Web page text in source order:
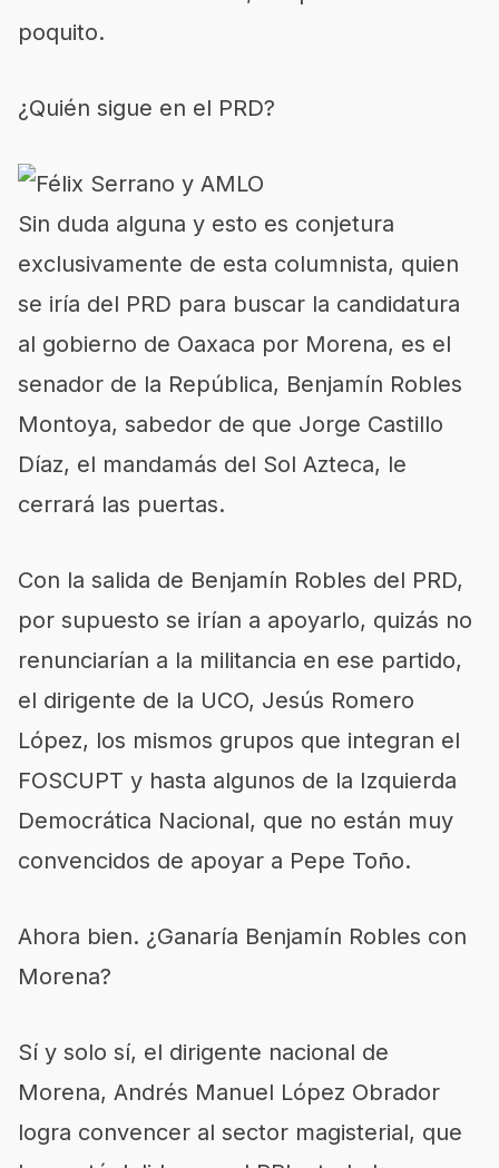
poquito.
¿Quién sigue en el PRD?
Sin duda alguna y esto es conjetura
exclusivamente de esta columnista, quien
se iría del PRD para buscar la candidatura
al gobierno de Oaxaca por Morena, es el
senador de la República, Benjamín Robles
Montoya, sabedor de que Jorge Castillo
Díaz, el mandamás del Sol Azteca, le
cerrará las puertas.
Con la salida de Benjamín Robles del PRD,
por supuesto se irían a apoyarlo, quizás no
renunciarían a la militancia en ese partido,
el dirigente de la UCO, Jesús Romero
López, los mismos grupos que integran el
FOSCUPT y hasta algunos de la Izquierda
Democrática Nacional, que no están muy
convencidos de apoyar a Pepe Toño.
Ahora bien. ¿Ganaría Benjamín Robles con
Morena?
Sí y solo sí, el dirigente nacional de
Morena, Andrés Manuel López Obrador
logra convencer al sector magisterial, que